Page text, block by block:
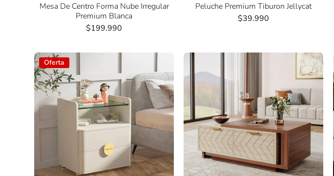
Mesa De Centro Forma Nube Irregular
Premium Blanca
$199.990
Peluche Premium Tiburon Jellycat
$39.990
Oferta